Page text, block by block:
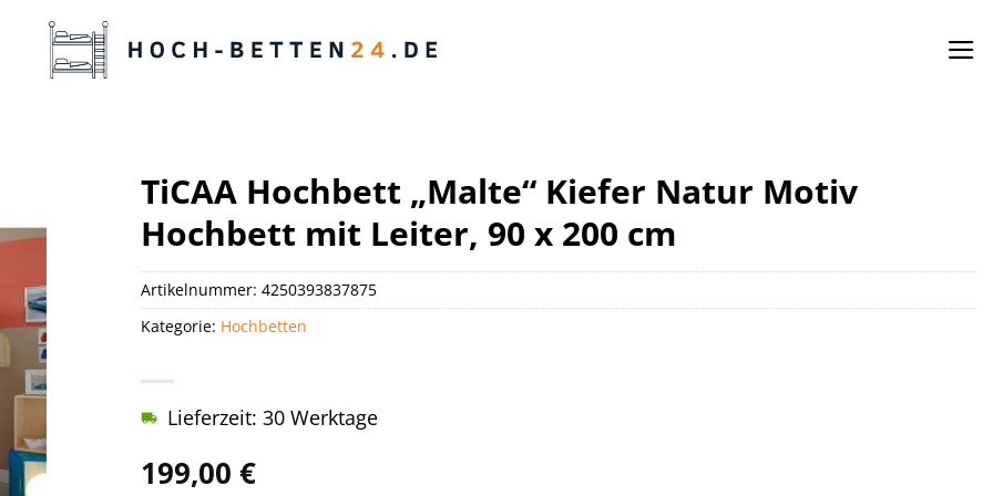
TiCAA Hochbett „Malte“ Kiefer Natur Motiv
Hochbett mit Leiter, 90 x 200 cm
199,00 €
Lieferzeit: 30 Werktage
Artikelnummer: 4250393837875
Kategorie: Hochbetten